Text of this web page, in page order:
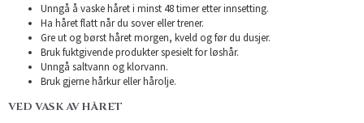
Unngå å vaske håret i minst 48 timer etter innsetting.
Ha håret flatt når du sover eller trener.
Gre ut og børst håret morgen, kveld og før du dusjer.
Bruk fuktgivende produkter spesielt for løshår.
Unngå saltvann og klorvann.
Bruk gjerne hårkur eller hårolje.
VED VASK AV HÅRET